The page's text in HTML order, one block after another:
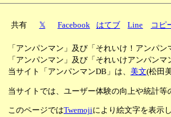
共有 𝕏 Facebook はてブ Line コピ
「アンパンマン」及び「それいけ！アンパ
「アンパンマン」及び「それいけアンパン
当サイト「アンパンマンDB」は、 美文(松田
当サイトでは、ユーザー体験の向上や統計
このページではTwemojiにより絵文字を表示